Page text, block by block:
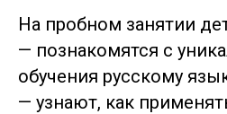
На пробном занятии
— познакомятся с
обучения русскому
— узнают, как